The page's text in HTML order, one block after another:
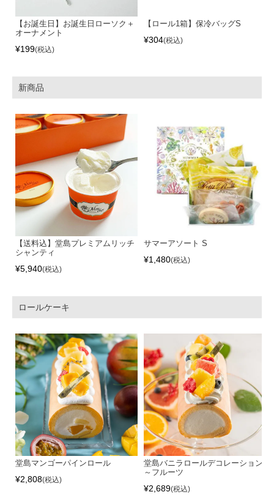
【お誕生日】お誕生日ローソク＋
オーナメント
¥199 税込
【ロール1箱】保冷バッグS
¥304 税込
新商品
【送料込】堂島プレミアムリッチ
シャンティ
¥5,940 税込
サマーアソート S
¥1,480 税込
ロールケーキ
堂島マンゴーパインロール
¥2,808 税込
堂島バニラロールデコレーション
～フルーツ
¥2,689 税込